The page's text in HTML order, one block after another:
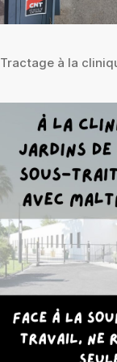
Tractage à la